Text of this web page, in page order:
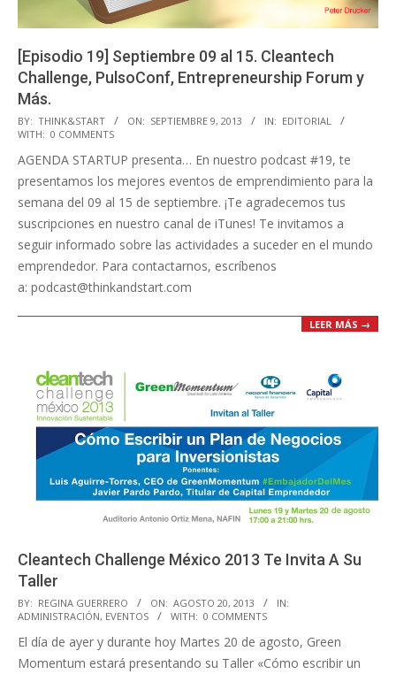
[Episodio 19] Septiembre 09 al 15. Cleantech
Challenge, PulsoConf, Entrepreneurship Forum y
Más.
2013-
09-
09
BY: THINK&START ON: SEPTIEMBRE 9, 2013 IN: EDITORIAL
WITH: 0 COMMENTS
AGENDA STARTUP presenta… En nuestro podcast #19, te
presentamos los mejores eventos de emprendimiento para la
semana del 09 al 15 de septiembre. ¡Te agradecemos tus
suscripciones en nuestro canal de iTunes! Te invitamos a
seguir informado sobre las actividades a suceder en el mundo
emprendedor. Para contactarnos, escríbenos
a: podcast@thinkandstart.com
LEER MÁS →
Cleantech Challenge México 2013 Te Invita A Su
Taller
2013-
08-
20
BY: REGINA GUERRERO ON: AGOSTO 20, 2013
IN:
ADMINISTRACIÓN, EVENTOS WITH: 0 COMMENTS
El día de ayer y durante hoy Martes 20 de agosto, Green
Momentum estará presentando su Taller «Cómo escribir un